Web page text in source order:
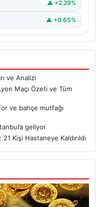
▲ +2.29%
▲ +0.65%
ve Analizi
Maçı Özeti ve Tüm
ve bahçe mutfağı
geliyor
Kişi Hastaneye Kaldırıldı